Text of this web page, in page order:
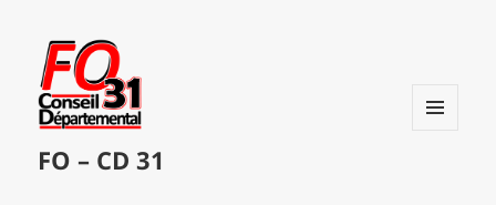
FO – CD 31